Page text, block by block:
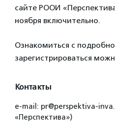
сайте РООИ
ноября включительно.
Ознакомиться с
зарегистрироваться
Контакты
e-mail: pr@perspektiva-
«Перспектива»)